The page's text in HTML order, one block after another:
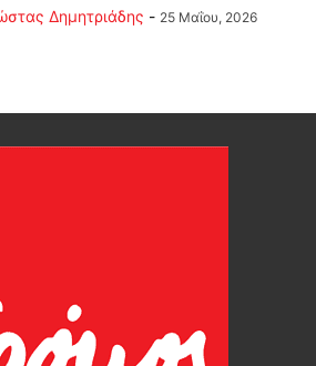
Δημητριάδης - 25 Μαΐου, 2026